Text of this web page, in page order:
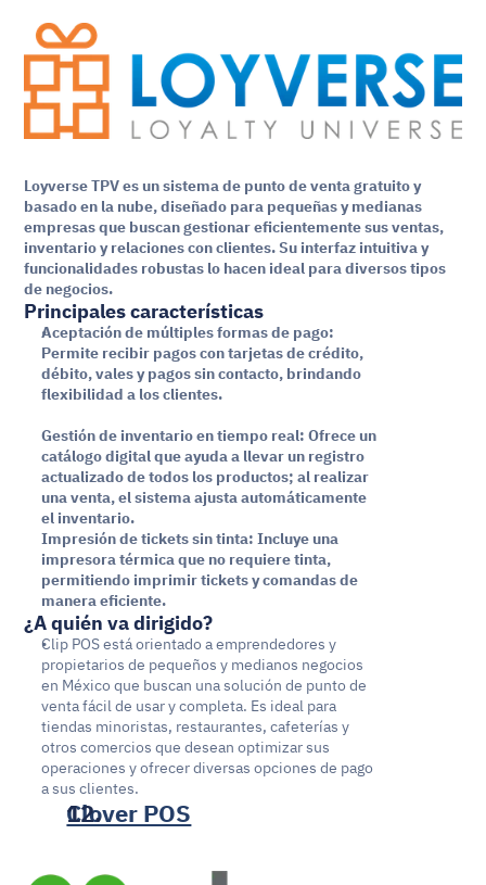
Loyverse TPV es un sistema de punto de venta gratuito y
basado en la nube, diseñado para pequeñas y medianas
empresas que buscan gestionar eficientemente sus ventas,
inventario y relaciones con clientes. Su interfaz intuitiva y
funcionalidades robustas lo hacen ideal para diversos tipos
de negocios. ​
Principales características
Aceptación de múltiples formas de pago:
Permite recibir pagos con tarjetas de crédito,
débito, vales y pagos sin contacto, brindando
flexibilidad a los clientes.
Gestión de inventario en tiempo real: Ofrece un
catálogo digital que ayuda a llevar un registro
actualizado de todos los productos; al realizar
una venta, el sistema ajusta automáticamente
el inventario.
Impresión de tickets sin tinta: Incluye una
impresora térmica que no requiere tinta,
permitiendo imprimir tickets y comandas de
manera eficiente.
¿A quién va dirigido?
Clip POS está orientado a emprendedores y
propietarios de pequeños y medianos negocios
en México que buscan una solución de punto de
venta fácil de usar y completa. Es ideal para
tiendas minoristas, restaurantes, cafeterías y
otros comercios que desean optimizar sus
operaciones y ofrecer diversas opciones de pago
a sus clientes. ​
Clover POS